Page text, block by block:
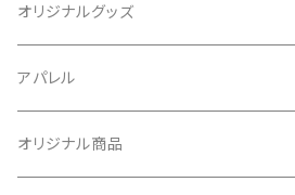
シャコタンステッカー
ハンコステッカー
給油口ステッカーvol.2
オリジナルグッズ
アパレル
オリジナル商品